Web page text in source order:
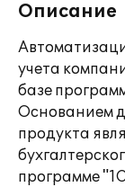
Описание
учета
базе
Основанием
продукта
программе